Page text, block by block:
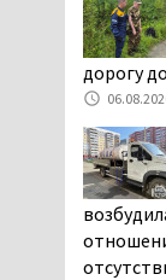
дорогу